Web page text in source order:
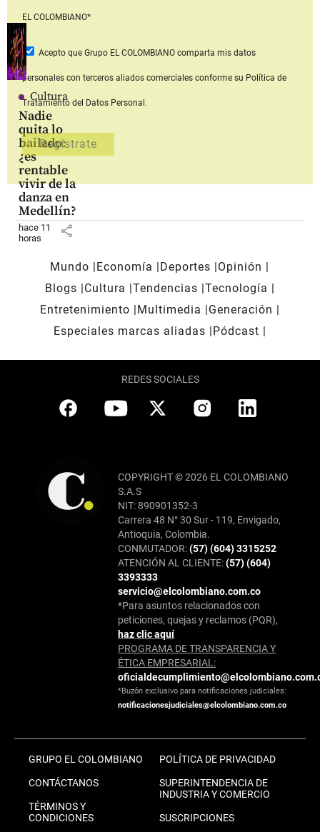
Cultura
Nadie
quita lo
bailado:
¿es
rentable
vivir de la
danza en
Medellín?
hace 11
horas
share
EL COLOMBIANO*
Acepto que Grupo EL COLOMBIANOcomparta mis datos
personales con terceros aliados comerciales conforme su Política de
Tratamiento del Datos Personal.
Mundo Economía Deportes
Opinión
Blogs
Cultura Tendencias Tecnología
Entretenimiento
Multimedia
Generación
Especiales marcas aliadas
Pódcast
REDES SOCIALES
COPYRIGHT © 2026 EL COLOMBIANO
S.A.S
NIT: 890901352-3
Carrera 48 N° 30 Sur - 119, Envigado,
Antioquia, Colombia.
CONMUTADOR:(57) (604) 3315252
ATENCIÓN AL CLIENTE:(57) (604)
3393333
servicio@elcolombiano.com.co
*Para asuntos relacionados con
peticiones, quejas y reclamos (PQR),
haz clic aquí
PROGRAMA DE TRANSPARENCIA Y
ÉTICA EMPRESARIAL:
*Buzón exclusivo para notificaciones judiciales:
notificacionesjudiciales@elcolombiano.com.co
GRUPO EL COLOMBIANO
CONTÁCTANOS
TÉRMINOS Y
CONDICIONES
POLÍTICA DE PRIVACIDAD
SUPERINTENDENCIA DE
INDUSTRIA Y COMERCIO
SUSCRIPCIONES